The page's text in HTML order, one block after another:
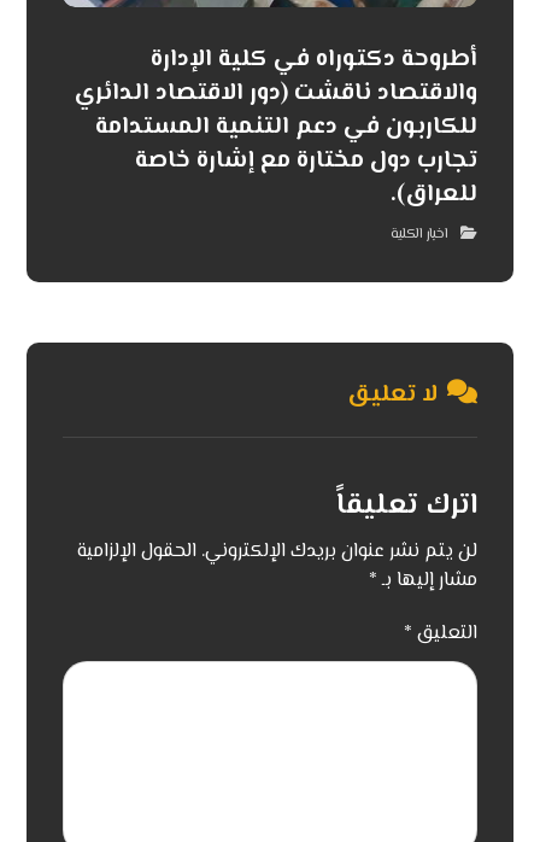
أطروحة دكتوراه في كلية الإدارة
والاقتصاد ناقشت (دور الاقتصاد الدائري
للكاربون في دعم التنمية المستدامة
تجارب دول مختارة مع إشارة خاصة
للعراق).
اخبار الكلية
لا تعليق
اترك تعليقاً
لن يتم نشر عنوان بريدك الإلكتروني. الحقول الإلزامية
مشار إليها بـ*
التعليق *